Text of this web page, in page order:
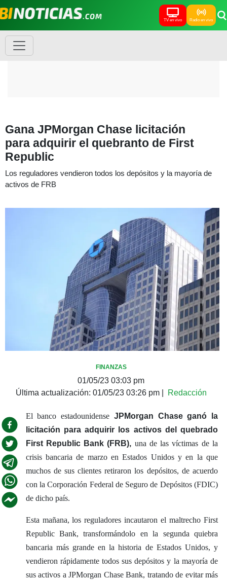
TV en vivo Radio en vivo
Gana JPMorgan Chase licitación
para adquirir el quebranto de First
Republic
Los reguladores vendieron todos los depósitos y la mayoría de
activos de FRB
FINANZAS
01/05/23 03:03 pm
Última actualización: 01/05/23 03:26 pm| Redacción
El banco estadounidense JPMorgan Chase ganó la
licitación para adquirir los activos del quebrado
First Republic Bank (FRB), una de las víctimas de la
crisis bancaria de marzo en Estados Unidos y en la que
muchos de sus clientes retiraron los depósitos, de acuerdo
con la Corporación Federal de Seguro de Depósitos (FDIC)
de dicho país.
Esta mañana, los reguladores incautaron el maltrecho First
Republic Bank, transformándolo en la segunda quiebra
bancaria más grande en la historia de Estados Unidos, y
vendieron rápidamente todos sus depósitos y la mayoría de
sus activos a JPMorgan Chase Bank, tratando de evitar más